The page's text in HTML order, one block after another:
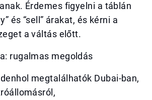
Érdemes figyelni a táblán
és “sell” árakat, és kérni a
a váltás előtt.
rugalmas megoldás
megtalálhatók Dubai-ban,